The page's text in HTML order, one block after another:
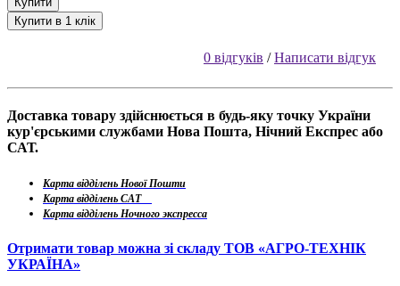
Купити в 1 клік
0 відгуків /Написати відгук
Доставка товару здійснюється в будь-яку точку України
кур'єрськими службами Нова Пошта, Нічний Експрес або
САТ.
Карта відділень Нової Пошти
Карта відділень САТ
Карта відділень Ночного экспресса
Отримати товар можна зі складу ТОВ «АГРО-ТЕХНІК
УКРАЇНА»